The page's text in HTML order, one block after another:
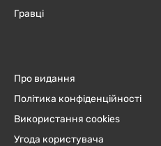
Гравці
Про видання
Політика конфіденційності
Використання cookies
Угода користувача